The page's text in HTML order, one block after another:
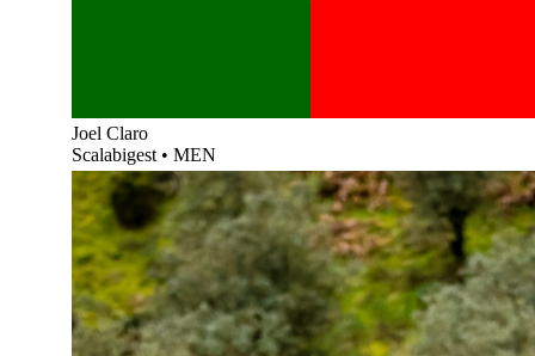
Joel Claro
Scalabigest • MEN